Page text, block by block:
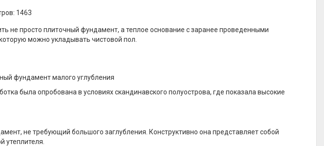
1463
не просто плиточный фундамент, а теплое основание с заранее проведенными
можно укладывать чистовой пол.
фундамент малого углубления
была опробована в условиях скандинавского полуострова, где показала высокие
не требующий большого заглубления. Конструктивно она представляет собой
утеплителя.